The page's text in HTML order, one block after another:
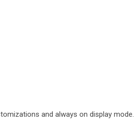
and always on display mode.